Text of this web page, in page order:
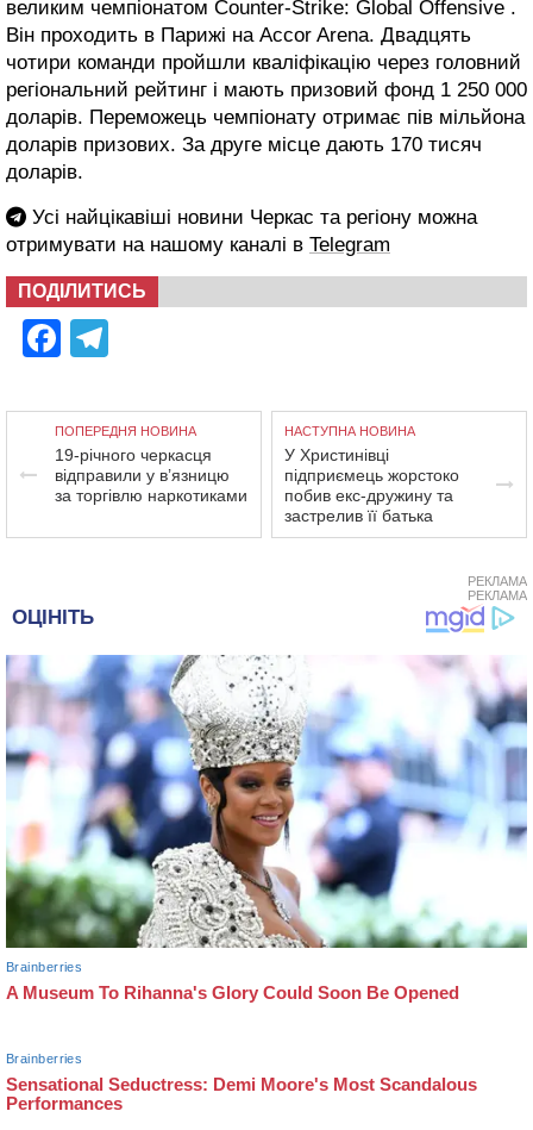
великим чемпіонатом Counter-Strike: Global Offensive .
Він проходить в Парижі на Accor Arena. Двадцять
чотири команди пройшли кваліфікацію через головний
регіональний рейтинг і мають призовий фонд 1 250 000
доларів. Переможець чемпіонату отримає пів мільйона
доларів призових. За друге місце дають 170 тисяч
доларів.
Усі найцікавіші новини Черкас та регіону можна
отримувати на нашому каналі в Telegram
ПОДІЛИТИСЬ
Facebook
ПОПЕРЕДНЯ НОВИНА
19-річного черкасця
відправили у в’язницю
за торгівлю наркотиками
НАСТУПНА НОВИНА
У Христинівці
підприємець жорстоко
побив екс-дружину та
застрелив її батька
РЕКЛАМА
РЕКЛАМА